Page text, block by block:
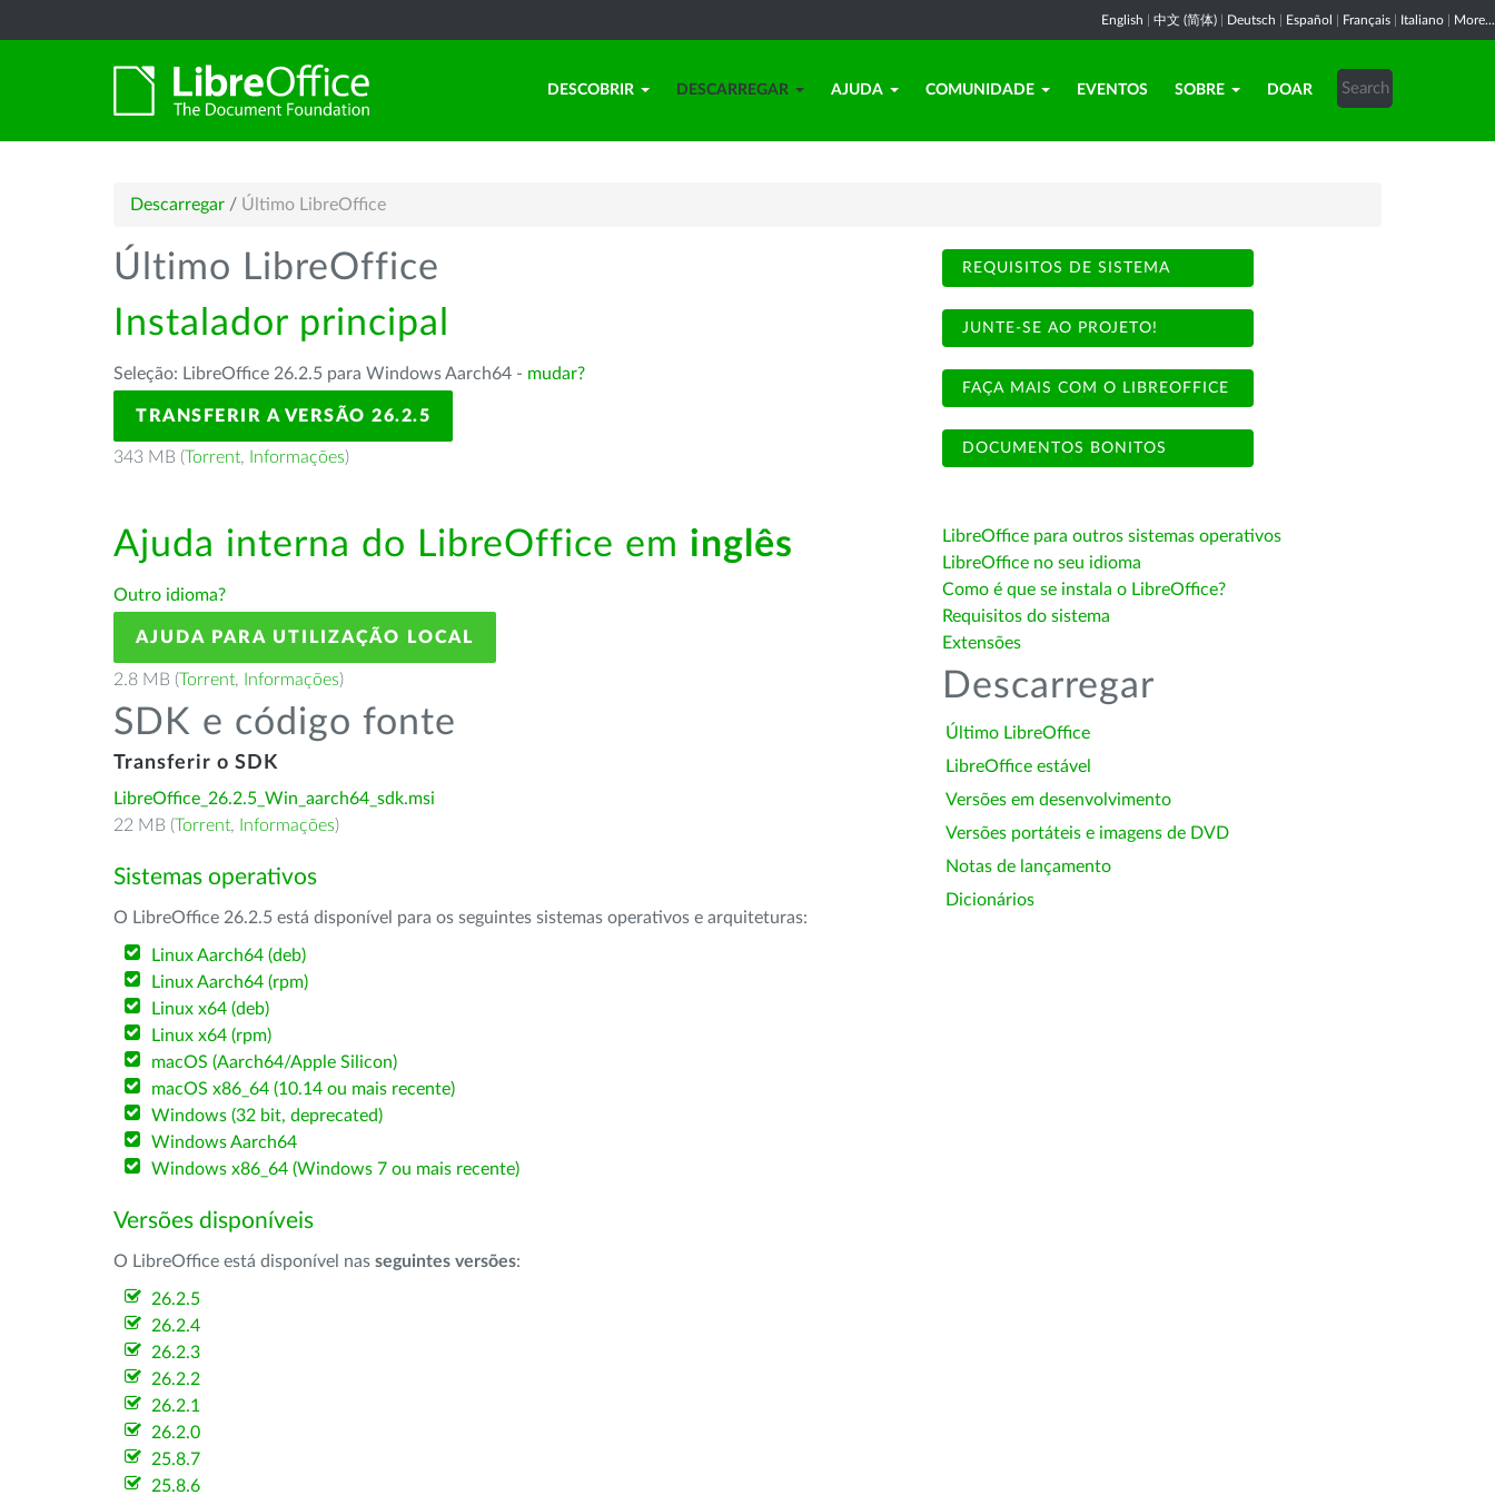
English 中文 (简体) Deutsch Español Français Italiano More...
DESCOBRIR DESCARREGAR AJUDA COMUNIDADE EVENTOS SOBRE DOAR
Descarregar / Último LibreOffice
Último LibreOffice
Instalador principal
Seleção: LibreOffice 26.2.5 para Windows Aarch64 - mudar?
TRANSFERIR A VERSÃO 26.2.5
343 MB (Torrent, Informações)
Ajuda interna do LibreOffice em inglês
Outro idioma?
AJUDA PARA UTILIZAÇÃO LOCAL
2.8 MB (Torrent, Informações)
SDK e código fonte
Transferir o SDK
LibreOffice_26.2.5_Win_aarch64_sdk.msi
22 MB (Torrent, Informações)
Sistemas operativos
O LibreOffice 26.2.5 está disponível para os seguintes sistemas operativos e arquiteturas:
Linux Aarch64 (deb)
Linux Aarch64 (rpm)
Linux x64 (deb)
Linux x64 (rpm)
macOS (Aarch64/Apple Silicon)
macOS x86_64 (10.14 ou mais recente)
Windows (32 bit, deprecated)
Windows Aarch64
Windows x86_64 (Windows 7 ou mais recente)
Versões disponíveis
O LibreOffice está disponível nas seguintes versões:
26.2.5
26.2.4
26.2.3
26.2.2
26.2.1
26.2.0
25.8.7
25.8.6
REQUISITOS DE SISTEMA
JUNTE-SE AO PROJETO!
FAÇA MAIS COM O LIBREOFFICE
DOCUMENTOS BONITOS
LibreOffice para outros sistemas operativos
LibreOffice no seu idioma
Como é que se instala o LibreOffice?
Requisitos do sistema
Extensões
Descarregar
Último LibreOffice
LibreOffice estável
Versões em desenvolvimento
Versões portáteis e imagens de DVD
Notas de lançamento
Dicionários